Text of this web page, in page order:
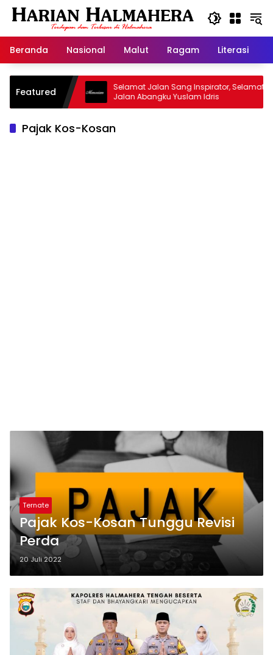
Langsung
Beranda
Nasional Malut Ragam Literasi
Featured
Warisan
Selamat Jalan Sang Inspirator, Selamat
Jalan Abangku Yuslam Idris
Pajak Kos-Kosan
Ternate
Pajak Kos-Kosan Tunggu Revisi
Perda
20 Juli 2022